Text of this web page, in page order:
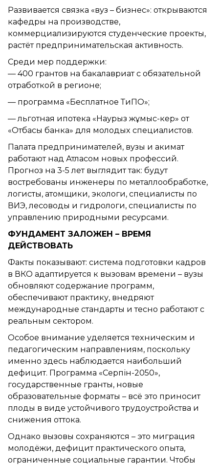
Развивается связка «вуз – бизнес»: открываются
кафедры на производстве,
коммерциализируются студенческие проекты,
растёт предпринимательская активность.
Среди мер поддержки:
— 400 грантов на бакалавриат с обязательной
отработкой в регионе;
— программа «Бесплатное ТиПО»;
— льготная ипотека «Наурыз жұмыс-кер» от
«Отбасы банка» для молодых специалистов.
Палата предпринимателей, вузы и акимат
работают над Атласом новых профессий.
Прогноз на 3-5 лет выглядит так: будут
востребованы инженеры по металлообработке,
логисты, атомщики, экологи, специалисты по
ВИЭ, лесоводы и гидрологи, специалисты по
управлению природными ресурсами.
ФУНДАМЕНТ ЗАЛОЖЕН – ВРЕМЯ
ДЕЙСТВОВАТЬ
Факты показывают: система подготовки кадров
в ВКО адаптируется к вызовам времени – вузы
обновляют содержание программ,
обеспечивают практику, внедряют
международные стандарты и тесно работают с
реальным сектором.
Особое внимание уделяется техническим и
педагогическим направлениям, поскольку
именно здесь наблюдается наибольший
дефицит. Программа «Серпін-2050»,
государственные гранты, новые
образовательные форматы – всё это приносит
плоды в виде устойчивого трудоустройства и
снижения оттока.
Однако вызовы сохраняются – это миграция
молодёжи, дефицит практического опыта,
ограниченные социальные гарантии. Чтобы